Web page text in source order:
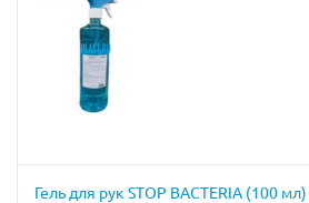
Гель для рук STOP BACTERIA (100 мл)